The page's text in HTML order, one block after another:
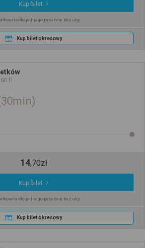
Kup Bilet
dla jednego pasażera bez ulgi
Kup bilet okresowy
II
30min
14,70zł
Kup Bilet
dla jednego pasażera bez ulgi
Kup bilet okresowy